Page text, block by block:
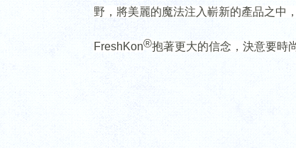
野，將美麗的魔法注入嶄新的產品之中
FreshKon®抱著更大的信念，決意要時